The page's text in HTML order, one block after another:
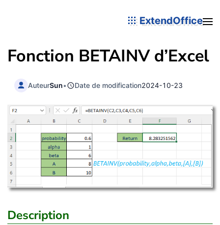
ExtendOffice
Fonction BETAINV d’Excel
AuteurSun• Date de modification2024-10-23
Description